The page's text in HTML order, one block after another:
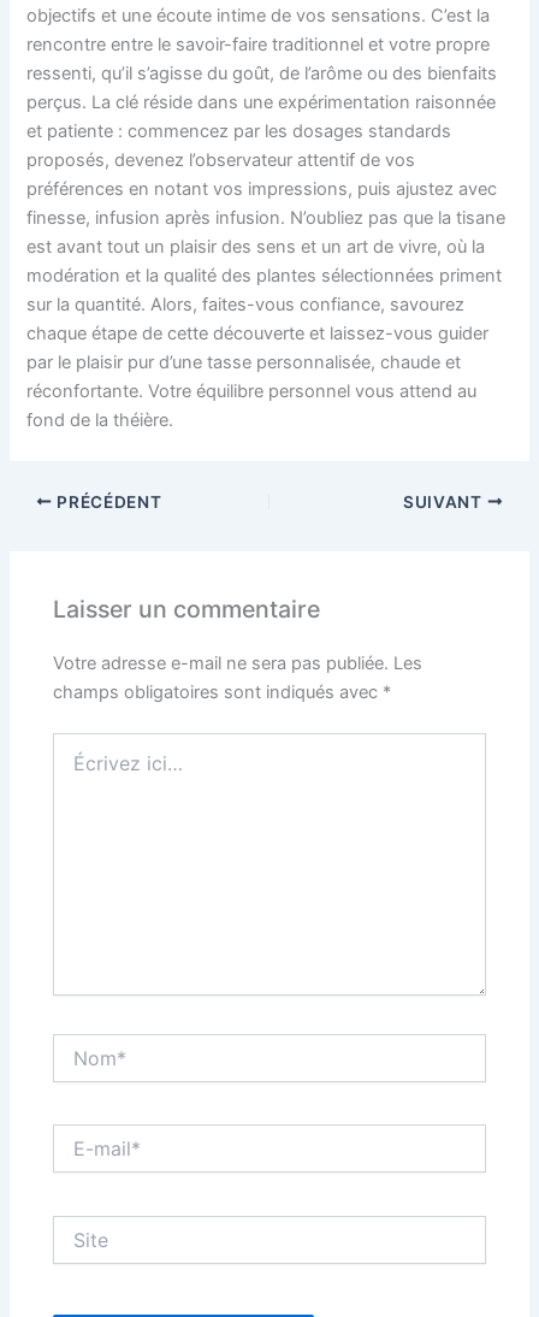
objectifs et une écoute intime de vos sensations. C’est la
rencontre entre le savoir-faire traditionnel et votre propre
ressenti, qu’il s’agisse du goût, de l’arôme ou des bienfaits
perçus. La clé réside dans une expérimentation raisonnée
et patiente : commencez par les dosages standards
proposés, devenez l’observateur attentif de vos
préférences en notant vos impressions, puis ajustez avec
finesse, infusion après infusion. N’oubliez pas que la tisane
est avant tout un plaisir des sens et un art de vivre, où la
modération et la qualité des plantes sélectionnées priment
sur la quantité. Alors, faites-vous confiance, savourez
chaque étape de cette découverte et laissez-vous guider
par le plaisir pur d’une tasse personnalisée, chaude et
réconfortante. Votre équilibre personnel vous attend au
fond de la théière.
PRÉCÉDENT SUIVANT
Laisser un commentaire
Votre adresse e-mail ne sera pas publiée. Les
champs obligatoires sont indiqués avec *
ici…
mail*